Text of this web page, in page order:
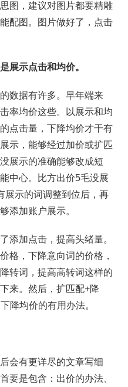
图，建议对图片都要精雕
配图。图片做好了，点击
展示点击和均价。
数据有许多。早年端来
率均价这些。以展示和均
点击量，下降均价才干有
示，能够经过加价或扩匹
展示的准确能够改成短
中心。比方出价5毛没展
展示的词调整到位后，再
添加账户展示。
添加点击，提高头绪量。
格，下降意向词的价格，
转词，提高高转词这样的
来。然后，扩匹配+降
降均价的有用办法。
会有更详尽的文章写细
要是包含：出价的办法、